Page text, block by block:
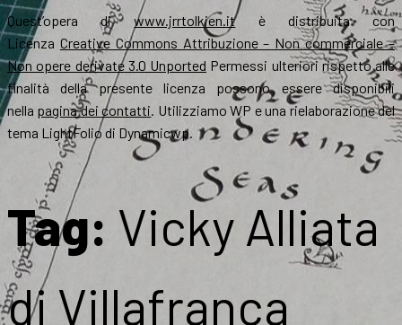
Quest’opera diwww.jrrtolkien.itè distribuita con
Licenza Creative Commons Attribuzione – Non commerciale –
Non opere derivate 3.0 Unported Permessi ulteriori rispetto alle
finalità della presente licenza possono essere disponibili
nella pagina dei contatti. Utilizziamo WP e una rielaborazione del
tema LightFolio di Dynamicwp.
Tag: Vicky Alliata
di Villafranca